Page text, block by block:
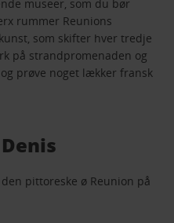
museer, som du bør
rummer Reunions
som skifter hver tredje
på strandpromenaden og
prøve noget lækker fransk
pittoreske ø Reunion på